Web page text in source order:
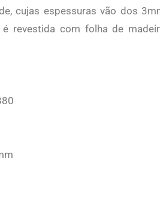
cujas espessuras vão dos
revestida com folha de